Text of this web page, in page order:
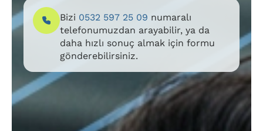
Bizi 0532 597 25 09 numaralı
telefonumuzdan arayabilir, ya da
daha hızlı sonuç almak için formu
gönderebilirsiniz.